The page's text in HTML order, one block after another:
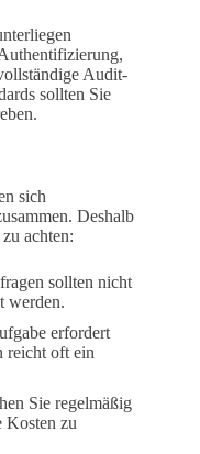
Audit-
sollten Sie
sich
Deshalb
achten:
sollten nicht
werden.
erfordert
reicht oft ein
Sie regelmäßig
Kosten zu